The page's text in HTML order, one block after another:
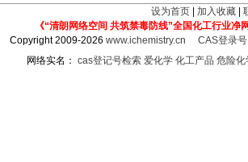
设为首页 加入收藏
《“清朗网络空间 共筑禁毒防线”全国化工行业净
Copyright 2009-2026www.ichemistry.cn
CAS登录
网络实名： cas登记号检索 爱化学 化工产品 危险化